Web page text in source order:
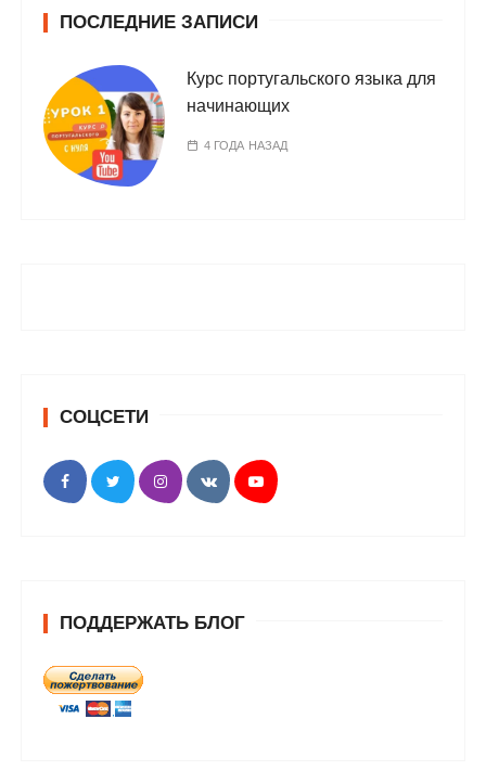
ПОСЛЕДНИЕ ЗАПИСИ
Курс португальского языка для
начинающих
4 ГОДА НАЗАД
СОЦСЕТИ
ПОДДЕРЖАТЬ БЛОГ